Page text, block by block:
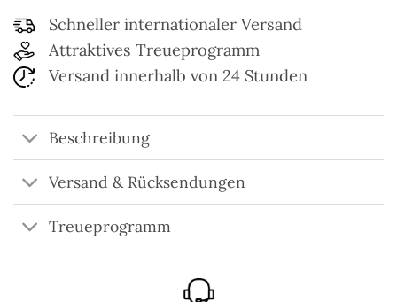
Schneller internationaler Versand
Attraktives Treueprogramm
Versand innerhalb von 24 Stunden
Beschreibung
Versand & Rücksendungen
Treueprogramm